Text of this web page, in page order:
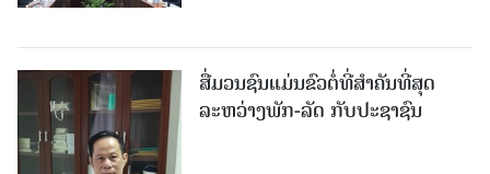
ສື່ມວນຊົນແມ່ນຂົວຕໍ່ທີ່ສໍາຄັນທີ່ສຸດ
ລະຫວ່າງພັກ-ລັດ ກັບປະຊາຊົນ